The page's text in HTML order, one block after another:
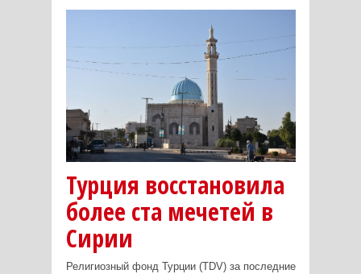
Турция восстановила
более ста мечетей в
Сирии
Религиозный фонд Турции (TDV) за последние